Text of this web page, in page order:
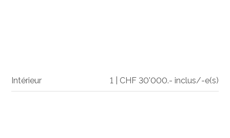
Intérieur 1 | CHF 30'000.- inclus/-e(s)